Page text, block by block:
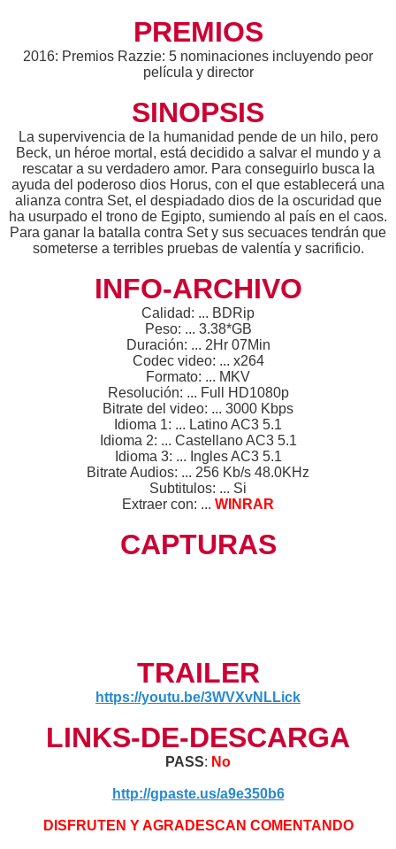
PREMIOS
2016: Premios Razzie: 5 nominaciones incluyendo peor
película y director
SINOPSIS
La supervivencia de la humanidad pende de un hilo, pero
Beck, un héroe mortal, está decidido a salvar el mundo y a
rescatar a su verdadero amor. Para conseguirlo busca la
ayuda del poderoso dios Horus, con el que establecerá una
alianza contra Set, el despiadado dios de la oscuridad que
ha usurpado el trono de Egipto, sumiendo al país en el caos.
Para ganar la batalla contra Set y sus secuaces tendrán que
someterse a terribles pruebas de valentía y sacrificio.
INFO-ARCHIVO
Calidad: ... BDRip
Peso: ... 3.38*GB
Duración: ... 2Hr 07Min
Codec video: ... x264
Formato: ... MKV
Resolución: ... Full HD1080p
Bitrate del video: ... 3000 Kbps
Idioma 1: ... Latino AC3 5.1
Idioma 2: ... Castellano AC3 5.1
Idioma 3: ... Ingles AC3 5.1
Bitrate Audios: ... 256 Kb/s 48.0KHz
Subtitulos: ... Si
Extraer con: ... WINRAR
CAPTURAS
TRAILER
https://youtu.be/3WVXvNLLick
LINKS-DE-DESCARGA
PASS: No
http://gpaste.us/a9e350b6
DISFRUTEN Y AGRADESCAN COMENTANDO